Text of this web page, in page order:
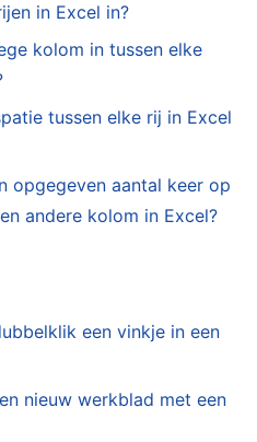
in Excel in?
kolom in tussen elke
tussen elke rij in Excel
opgegeven aantal keer op
andere kolom in Excel?
een vinkje in een
nieuw werkblad met een